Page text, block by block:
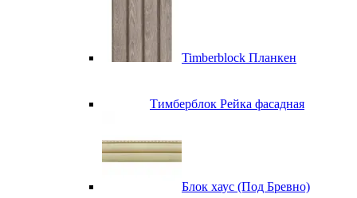
Timberblock Планкен
Тимберблок Рейка фасадная
Блок хаус (Под Бревно)